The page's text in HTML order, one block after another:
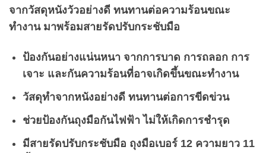
จากวัสดุหนังวัวอย่างดี ทนทานต่อความร้อนขณะ
ทำงาน มาพร้อมสายรัดปรับกระชับมือ
ป้องกันอย่างแน่นหนา จากการบาด การถลอก การ
เจาะ และกันความร้อนที่อาจเกิดขึ้นขณะทำงาน
วัสดุทำจากหนังอย่างดี ทนทานต่อการขีดข่วน
ช่วยป้องกันถุงมือกันไฟฟ้า ไม่ให้เกิดการชำรุด
มีสายรัดปรับกระชับมือ ถุงมือเบอร์ 12 ความยาว 11